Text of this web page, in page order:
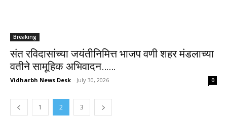
Breaking
संत रविदासांच्या जयंतीनिमित्त भाजप वणी शहर मंडलाच्या
वतीने सामूहिक अभिवादन……
Vidharbh News Desk - July 30, 2026 0
1 2 3